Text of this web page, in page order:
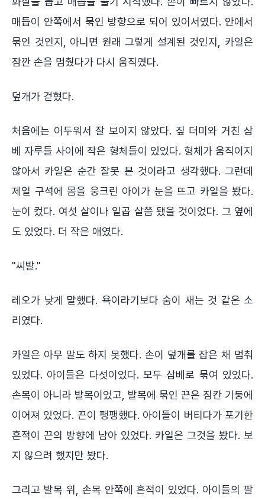
매듭이 안쪽에서 묶인 방향으로 되어 있어서였다. 안에서
묶인 것인지, 아니면 원래 그렇게 설계된 것인지, 카일은
잠깐 손을 멈췄다가 다시 움직였다.
덮개가 걷혔다.
처음에는 어두워서 잘 보이지 않았다. 짚 더미와 거친 삼
베 자루들 사이에 작은 형체들이 있었다. 형체가 움직이지
않아서 카일은 순간 잘못 본 것이라고 생각했다. 그런데
제일 구석에 몸을 웅크린 아이가 눈을 뜨고 카일을 봤다.
눈이 컸다. 여섯 살이나 일곱 살쯤 됐을 것이었다. 그 옆에
도 있었다. 더 작은 애였다.
"씨발."
레오가 낮게 말했다. 욕이라기보다 숨이 새는 것 같은 소
리였다.
카일은 아무 말도 하지 못했다. 손이 덮개를 잡은 채 멈춰
있었다. 아이들은 다섯이었다. 모두 삼베로 묶여 있었다.
손목이 아니라 발목이었고, 발목에 묶인 끈은 짐칸 기둥에
이어져 있었다. 끈이 팽팽했다. 아이들이 버티다가 포기한
흔적이 끈의 방향에 남아 있었다. 카일은 그것을 봤다. 보
지 않으려 했지만 봤다.
그리고 발목 위, 손목 안쪽에 흔적이 있었다. 아이들의 팔